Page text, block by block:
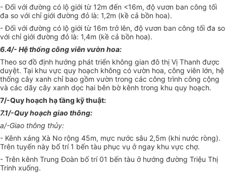
- Đối với đường có lộ giới từ 12m đến <16m, độ vươn ban công tối
đa so với chỉ giới đường đỏ là: 1,2m (kề cả bồn hoa).
- Đối với đường có lộ giới từ 16m trở lên, độ vươn ban công tối đa so
với chỉ giới đường đỏ là: 1,4m (kề cả bồn hoa).
6.4/- Hệ thống công viên vườn hoa:
Theo sơ đồ định hướng phát triển không gian đô thị Vị Thanh được
duyệt. Tại khu vực quy hoạch không có vườn hoa, công viên lớn, hệ
thống cây xanh chỉ bao gồm vườn trong các công trình công cộng
và các dãy cây xanh dọc hai bên bờ kênh trong khu quy hoạch.
7/-Quy hoạch hạ tầng kỹ thuật:
7.1/-Quy hoạch giao thông:
a/-Giao thông thủy:
- Kênh xáng Xà No rộng 45m, mực nước sâu 2,5m (khi nước ròng).
Trên tuyến này bố trí 1 bến tàu phục vụ ở ngay khu vực chợ.
- Trên kênh Trung Đoàn bố trí 01 bến tàu ở hướng đường Triệu Thị
Trinh xuống.